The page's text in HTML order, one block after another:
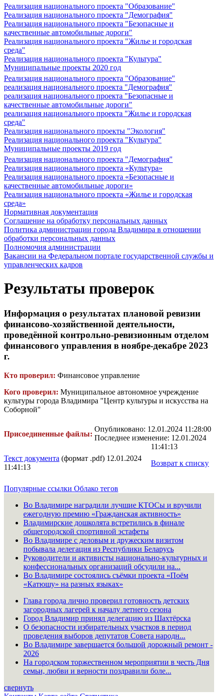
Реализация национального проекта "Образование"
Реализация национального проекта "Демография"
Реализация национального проекта "Безопасные и
качественные автомобильные дороги"
Реализация национального проекта "Жилье и городская
среда"
Реализация национального проекта "Культура"
Муниципальные проекты 2020 год
Реализация национального проекта "Образование"
реализация национального проекта "Демография"
реализация национального проекта "Безопасные и
качественные автомобильные дороги"
реализация национального проекта "Жилье и городская
среда"
Реализация национального проекты "Экология"
Реализация национального проекта "Культура"
Муниципальные проекты 2019 год
Реализация национального проекта "Демография"
Реализация национального проекта «Культура»
Реализация национального проекта «Безопасные и
качественные автомобильные дороги»
Реализация национального проекта «Жилье и городская
среда»
Нормативная документация
Соглашение на обработку персональных данных
Политика администрации города Владимира в отношении
обработки персональных данных
Полномочия администрации
Вакансии на Федеральном портале государственной службы и
управленческих кадров
Результаты проверок
Информация о результатах плановой ревизии
финансово-хозяйственной деятельности,
проведённой контрольно-ревизионным отделом
финансового управления в ноябре-декабре 2023
г.
Кто проверил: Финансовое управление
Кого проверил: Муниципальное автономное учреждение
культуры города Владимира "Центр культуры и искусства на
Соборной"
Присоединенные файлы:
Текст документа (формат .pdf) 12.01.2024
11:41:13
Опубликовано: 12.01.2024 11:28:00
Последнее изменение: 12.01.2024
11:41:13
Возврат к списку
Популярные ссылки Облако тегов
Во Владимире наградили лучшие КТОСы и вручили
ежегодную премию «Гражданская активность»
Владимирские дошколята встретились в финале
общегородской спортивной эстафеты
Во Владимире с деловым и дружеским визитом
побывала делегация из Республики Беларусь
Руководители и активисты национально-культурных и
конфессиональных организаций обсудили на...
Во Владимире состоялись съёмки проекта «Поём
«Катюшу» на разных языках»
Глава города лично проверил готовность детских
загородных лагерей к началу летнего сезона
Город Владимир принял делегацию из Шахтёрска
О безопасности избирательных участков в период
проведения выборов депутатов Совета народн...
Во Владимире завершается большой дорожный ремонт -
2026
На городском торжественном мероприятии в честь Дня
семьи, любви и верности поздравили боле...
свернуть